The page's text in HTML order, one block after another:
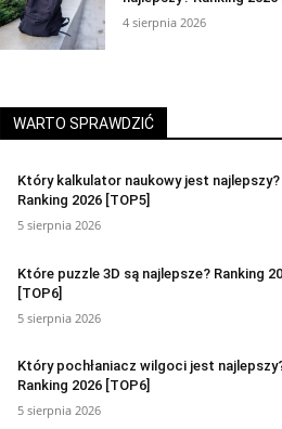
4 sierpnia 2026
WARTO SPRAWDZIĆ
Który kalkulator naukowy jest najlepszy?
Ranking 2026 [TOP5]
5 sierpnia 2026
Które puzzle 3D są najlepsze? Ranking
[TOP6]
5 sierpnia 2026
Który pochłaniacz wilgoci jest
Ranking 2026 [TOP6]
5 sierpnia 2026